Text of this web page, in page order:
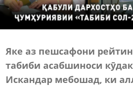
Яке аз пешсафони
табиби асабшиноси
Искандар мебошад, ки